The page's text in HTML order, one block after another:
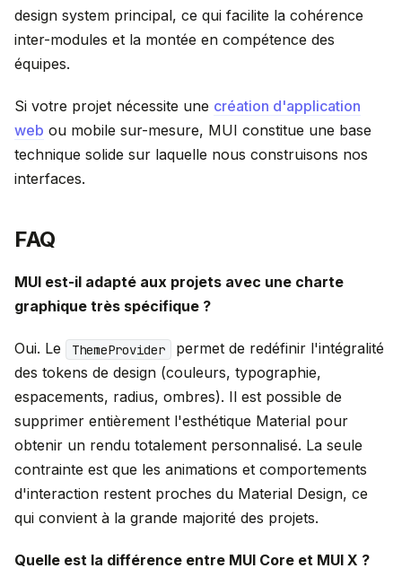
design system principal, ce qui facilite la cohérence
inter-modules et la montée en compétence des
équipes.
Si votre projet nécessite une création d'application
web ou mobile sur-mesure, MUI constitue une base
technique solide sur laquelle nous construisons nos
interfaces.
FAQ
MUI est-il adapté aux projets avec une charte
graphique très spécifique ?
Oui. Le ThemeProvider
permet de redéfinir l'intégralité
des tokens de design (couleurs, typographie,
espacements, radius, ombres). Il est possible de
supprimer entièrement l'esthétique Material pour
obtenir un rendu totalement personnalisé. La seule
contrainte est que les animations et comportements
d'interaction restent proches du Material Design, ce
qui convient à la grande majorité des projets.
Quelle est la différence entre MUI Core et MUI X ?